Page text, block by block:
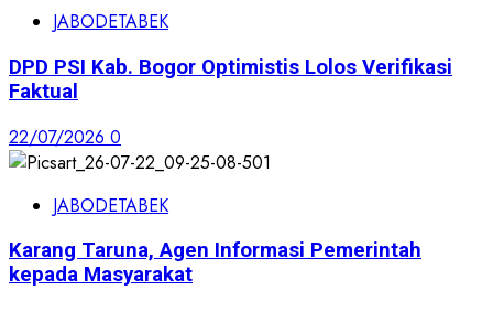
JABODETABEK
DPD PSI Kab. Bogor Optimistis Lolos Verifikasi
Faktual
22/07/2026 0
JABODETABEK
Karang Taruna, Agen Informasi Pemerintah
kepada Masyarakat